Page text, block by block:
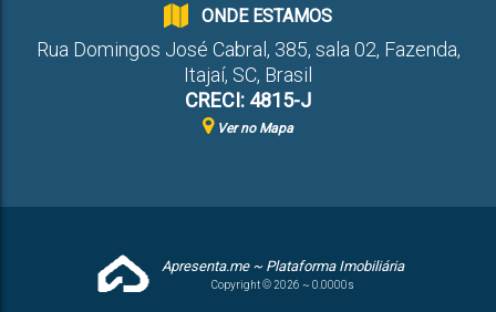
ONDE ESTAMOS
Rua Domingos José Cabral , 385, sala 02, Fazenda,
Itajaí, SC, Brasil
CRECI: 4815-J
Ver no Mapa
Apresenta.me ~ Plataforma Imobiliária
Copyright © 2026 ~ 0.0000s